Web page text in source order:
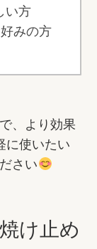
い方
みの方
、より効果
に使いたい
さい
け止め